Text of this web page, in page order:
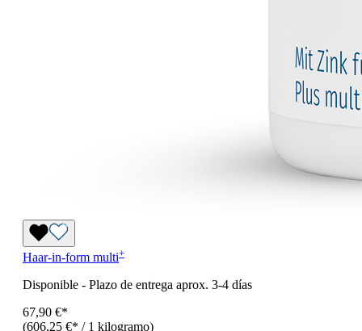
Haar-in-form multi+
Disponible - Plazo de entrega aprox. 3-4 días
67,90 €*
(606,25 €* / 1 kilogramo)